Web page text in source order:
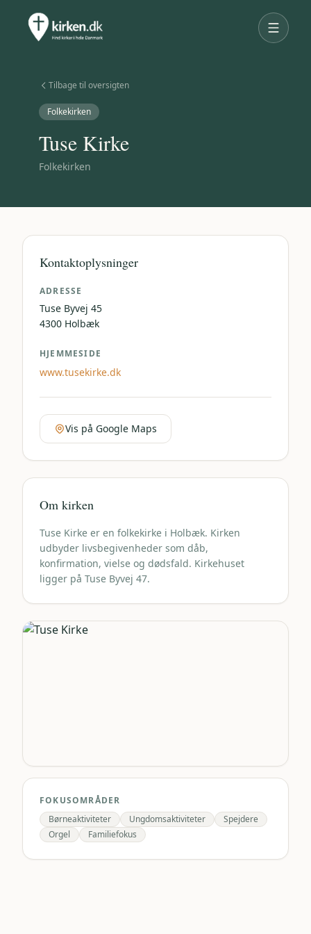
Tilbage til oversigten
Folkekirken
Tuse Kirke
Folkekirken
Kontaktoplysninger
ADRESSE
Tuse Byvej 45
4300 Holbæk
HJEMMESIDE
www.tusekirke.dk
Vis på Google Maps
Om kirken
Tuse Kirke er en folkekirke i Holbæk. Kirken
udbyder livsbegivenheder som dåb,
konfirmation, vielse og dødsfald. Kirkehuset
ligger på Tuse Byvej 47.
FOKUSOMRÅDER
Børneaktiviteter
Ungdomsaktiviteter
Spejdere
Orgel
Familiefokus